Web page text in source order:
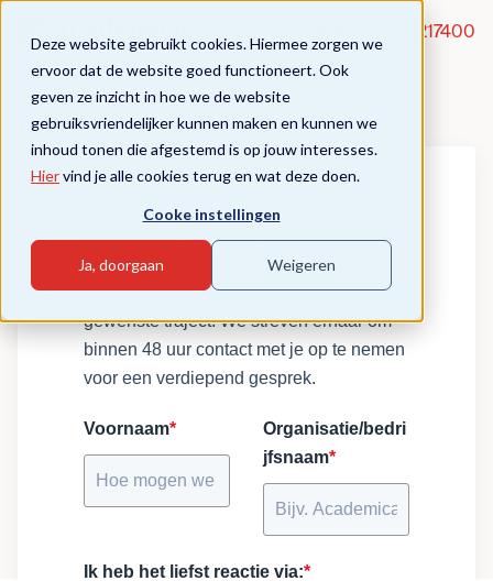
Deze website gebruikt cookies. Hiermee zorgen we
ervoor dat de website goed functioneert. Ook
geven ze inzicht in hoe we de website
gebruiksvriendelijker kunnen maken en kunnen we
inhoud tonen die afgestemd is op jouw interesses.
Hiervind je alle cookies terug en wat deze doen.
Cooke instellingen
Ja, doorgaan Weigeren
020-5217400
Docentleergang Burgerschap PO-VO
Incompany aanvraag
traject op maat voor jouw organisatie.
Geef een korte beschrijving van het
gewenste traject. We streven ernaar om
binnen 48 uur contact met je op te nemen
voor een verdiepend gesprek.
Voornaam*
Organisatie/bedri
jfsnaam*
Ik heb het liefst reactie via:*